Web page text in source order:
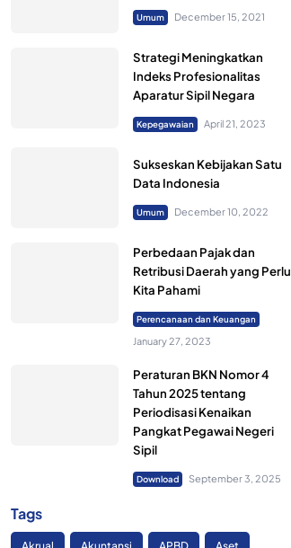
Umum December 15, 2021
Strategi Meningkatkan
Indeks Profesionalitas
Aparatur Sipil Negara
Kepegawaian April 21, 2023
Sukseskan Kebijakan Satu
Data Indonesia
Umum December 10, 2022
Perbedaan Pajak dan
Retribusi Daerah yang Perlu
Kita Pahami
Perencanaan dan Keuangan
January 27, 2023
Peraturan BKN Nomor 4
Tahun 2025 tentang
Periodisasi Kenaikan
Pangkat Pegawai Negeri
Sipil
Download September 3, 2025
Tags